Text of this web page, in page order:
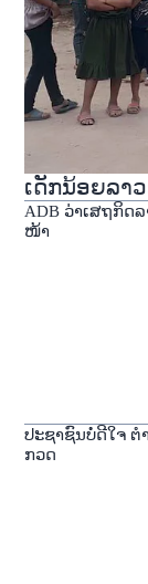
ເດັກນ້ອຍລາ
ADB ວ່າເສຖກິດ
ໜ້າ
ປະຊາຊົນບໍ່ດີໃຈ ຕໍ
ກວດ